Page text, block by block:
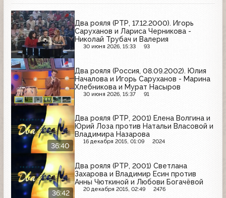
Два рояля (РТР, 17.12.2000). Игорь
Саруханов и Лариса Черникова -
Николай Трубач и Валерия
30 июня 2026, 15:33 93
Два рояля (Россия, 08.09.2002). Юлия
Началова и Игорь Саруханов - Марина
Хлебникова и Мурат Насыров
30 июня 2026, 15:37 91
36:40
Два рояля (РТР, 2001) Елена Волгина и
Юрий Лоза против Натальи Власовой и
Владимира Назарова
16 декабря 2015, 01:09 2024
36:42
Два рояля (РТР, 2001) Светлана
Захарова и Владимир Есин против
Анны Чюткиной и Любови Богачёвой
20 декабря 2015, 02:49 2476